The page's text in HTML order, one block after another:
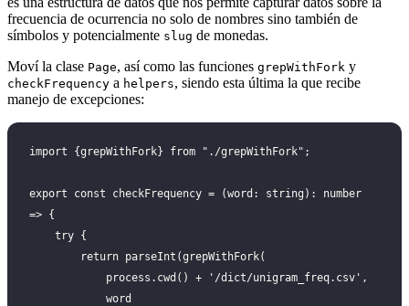
frecuencia de ocurrencia no solo de nombres sino también de
símbolos y potencialmente slug de monedas.
Moví la clase Page, así como las funciones grepWithFork y
checkFrequency a helpers, siendo esta última la que recibe
manejo de excepciones:
import {grepWithFork} from "./grepWithFork";
export const checkFrequency = (word: string): number
=> {
    try {
        return parseInt(grepWithFork(
            process.cwd() + '/dict/unigram_freq.csv',
            word